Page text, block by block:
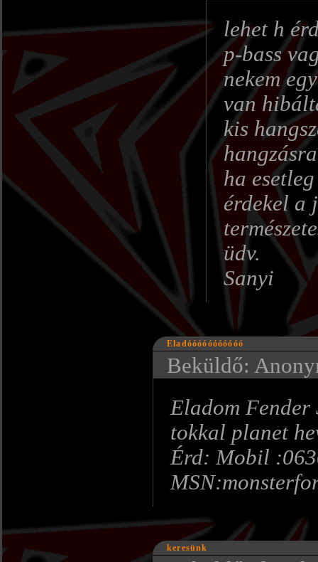
lehet h
p-bass
nekem
van
kis
ha
érdekel a
üdv.
Sanyi
Eladóóóóóóóóóóó
Beküldő:
Eladom Fender
tokkal planet
Érd: Mobil
keresünk